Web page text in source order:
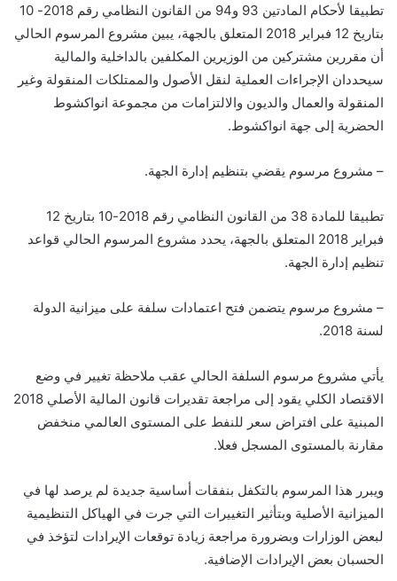
تطبيقا لأحكام المادتين 93 و94 من القانون النظامي رقم 2018- 10
بتاريخ 12 فبراير 2018 المتعلق بالجهة، يبين مشروع المرسوم الحالي
أن مقررين مشتركين من الوزيرين المكلفين بالداخلية والمالية
سيحددان الإجراءات العملية لنقل الأصول والممتلكات المنقولة وغير
المنقولة والعمال والديون والالتزامات من مجموعة انواكشوط
الحضرية إلى جهة انواكشوط.
– مشروع مرسوم يقضي بتنظيم إدارة الجهة.
تطبيقا للمادة 38 من القانون النظامي رقم 2018-10 بتاريخ 12
فبراير 2018 المتعلق بالجهة، يحدد مشروع المرسوم الحالي قواعد
تنظيم إدارة الجهة.
– مشروع مرسوم يتضمن فتح اعتمادات سلفة على ميزانية الدولة
لسنة 2018.
يأتي مشروع مرسوم السلفة الحالي عقب ملاحظة تغيير في وضع
الاقتصاد الكلي يقود إلى مراجعة تقديرات قانون المالية الأصلي 2018
المبنية على افتراض سعر للنفط على المستوى العالمي منخفض
مقارنة بالمستوى المسجل فعلا.
ويبرر هذا المرسوم بالتكفل بنفقات أساسية جديدة لم يرصد لها في
الميزانية الأصلية وبتأثير التغييرات التي جرت في الهياكل التنظيمية
لبعض الوزارات وبضرورة مراجعة زيادة توقعات الإيرادات لتؤخذ في
الحسبان بعض الإيرادات الإضافية.